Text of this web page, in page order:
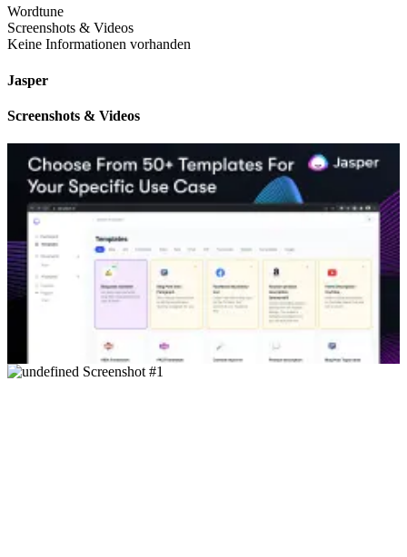
Wordtune
Screenshots & Videos
Keine Informationen vorhanden
Jasper
Screenshots & Videos